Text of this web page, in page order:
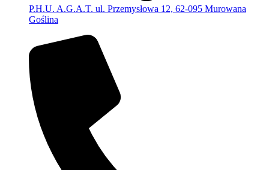
P.H.U. A.G.A.T. ul. Przemysłowa 12, 62-095 Murowana
Goślina